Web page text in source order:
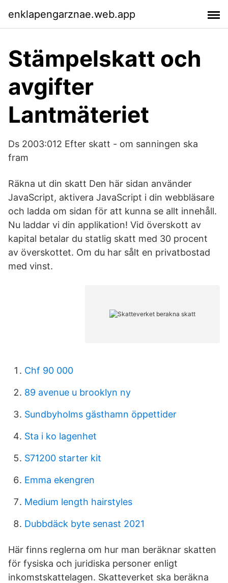
enklapengarznae.web.app
Stämpelskatt och
avgifter
Lantmäteriet
Ds 2003:012 Efter skatt - om sanningen ska
fram
Räkna ut din skatt Den här sidan använder
JavaScript, aktivera JavaScript i din webbläsare
och ladda om sidan för att kunna se allt innehåll.
Nu laddar vi din applikation! Vid överskott av
kapital betalar du statlig skatt med 30 procent
av överskottet. Om du har sålt en privatbostad
med vinst.
Chf 90 000
89 avenue u brooklyn ny
Sundbyholms gästhamn öppettider
Sta i ko lagenhet
S71200 starter kit
Emma ekengren
Medium length hairstyles
Dubbdäck byte senast 2021
Här finns reglerna om hur man beräknar skatten
för fysiska och juridiska personer enligt
inkomstskattelagen. Skatteverket ska beräkna